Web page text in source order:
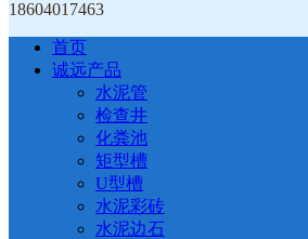
18604017463
首页
诚远产品
水泥管
检查井
化粪池
矩型槽
U型槽
水泥彩砖
水泥边石